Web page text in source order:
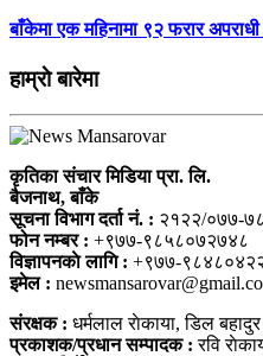
बाँकेमा एक महिनामा ९२ फरार
हाम्राे बारेमा
कृतिका संचार मिडिया प्रा. लि.
बैजनाथ, बाँके
सूचना विभाग दर्ता नं. : २१२२/०७७-७८
फोन नम्बर : +९७७-९८५८०७२७४८
विज्ञापनकाे लागि : +९७७-
इमेल :
संरक्षक : धर्मलाल राेकाया, डिल बहादुर
प्रकाशक/प्रधान सम्पादक : रवि